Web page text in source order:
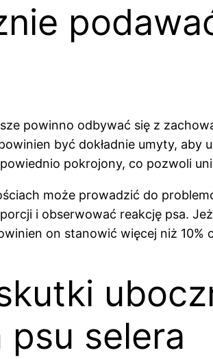
powinno odbywać się z
być dokładnie umyty,
pokrojony, co pozwoli
może prowadzić do
i obserwować reakcję psa.
on stanowić więcej niż 10%
selera